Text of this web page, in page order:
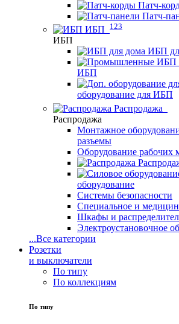
Патч-
Патч-
ИБП
123
ИБП
ИБП
ИБП
оборудование для ИБП
Распродажа
Распродажа
Монтажное
разъемы
Оборудование рабочих
оборудование
Системы безопасности
Специальное и
Шкафы и
Электроустановочное
...Все категории
Розетки
и выключатели
По типу
По коллекциям
По типу